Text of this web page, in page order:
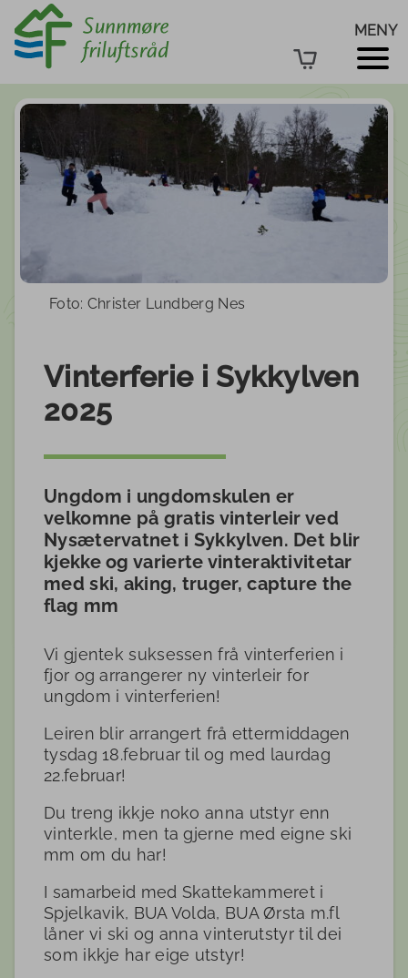
MENY
Foto: Christer Lundberg Nes
Vinterferie i Sykkylven
2025
Ungdom i ungdomskulen er
velkomne på gratis vinterleir ved
Nysætervatnet i Sykkylven. Det blir
kjekke og varierte vinteraktivitetar
med ski, aking, truger, capture the
flag mm
Vi gjentek suksessen frå vinterferien i
fjor og arrangerer ny vinterleir for
ungdom i vinterferien!
Leiren blir arrangert frå ettermiddagen
tysdag 18.februar til og med laurdag
22.februar!
Du treng ikkje noko anna utstyr enn
vinterkle, men ta gjerne med eigne ski
mm om du har!
I samarbeid med Skattekammeret i
Spjelkavik, BUA Volda, BUA Ørsta m.fl
låner vi ski og anna vinterutstyr til dei
som ikkje har eige utstyr!